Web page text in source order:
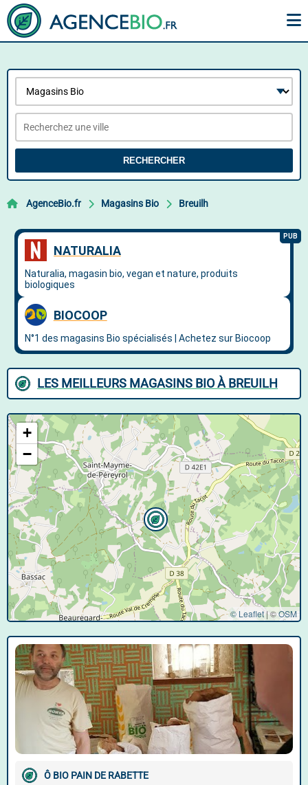
RECHERCHER
AgenceBio.fr Magasins Bio Breuilh
LES MEILLEURS MAGASINS BIO À BREUILH
+
−
© Leaflet|©OSM
Ô BIO PAIN DE RABETTE